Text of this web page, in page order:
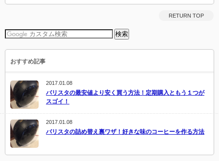
RETURN TOP
おすすめ記事
2017.01.08
バリスタの最安値より安く買う方法！定期購入ともう１つが
スゴイ！
2017.01.08
バリスタの詰め替え裏ワザ！好きな味のコーヒーを作る方法